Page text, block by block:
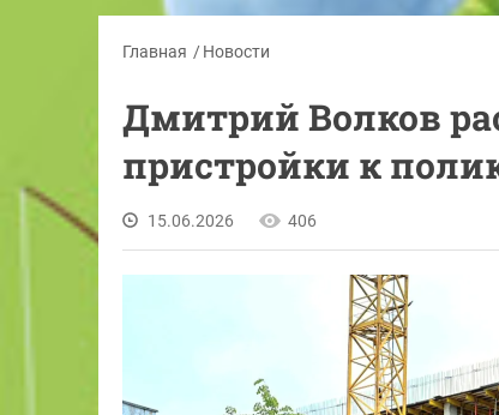
Главная Новости
Дмитрий Волков
пристройки к
15.06.2026 406